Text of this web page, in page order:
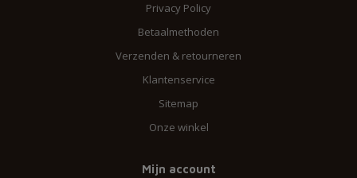
Privacy Policy
Betaalmethoden
Verzenden & retourneren
Klantenservice
Sitemap
Onze winkel
Mijn account